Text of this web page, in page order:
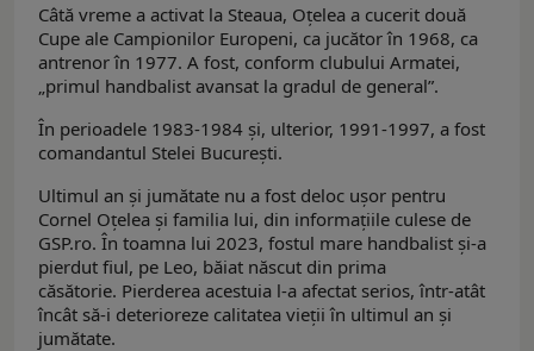
Câtă vreme a activat la Steaua, Oțelea a cucerit două
Cupe ale Campionilor Europeni, ca jucător în 1968, ca
antrenor în 1977. A fost, conform clubului Armatei,
„primul handbalist avansat la gradul de general”.
În perioadele 1983-1984 și, ulterior, 1991-1997, a fost
comandantul Stelei București.
Ultimul an și jumătate nu a fost deloc ușor pentru
Cornel Oțelea și familia lui, din informațiile culese de
GSP.ro. În toamna lui 2023, fostul mare handbalist și-a
pierdut fiul, pe Leo, băiat născut din prima
căsătorie. Pierderea acestuia l-a afectat serios, într-atât
încât să-i deterioreze calitatea vieții în ultimul an și
jumătate.